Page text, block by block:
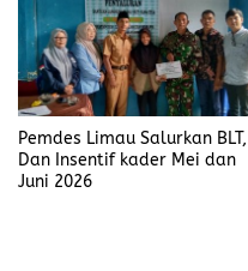
Pemdes Limau Salurkan BLT,
Dan Insentif kader Mei dan
Juni 2026